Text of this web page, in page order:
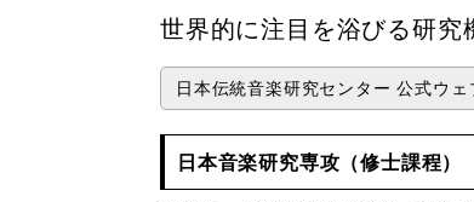
世界的に注目を浴びる研
日本伝統音楽研究センター 公式ウェ
日本音楽研究専攻（修士課程）